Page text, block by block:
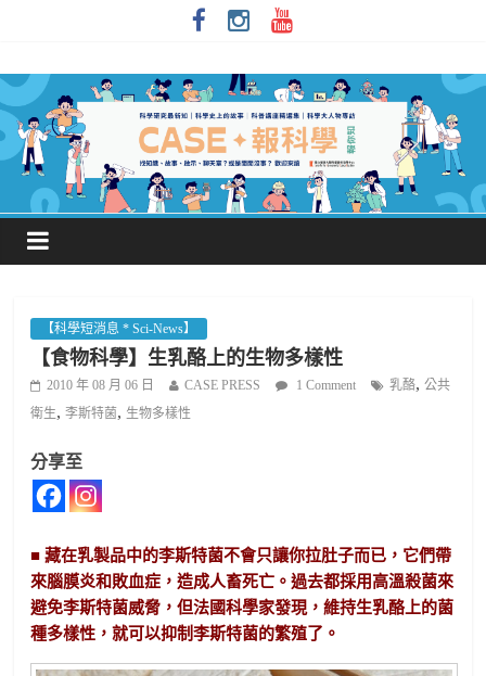
【科學短消息 * Sci-News】
【食物科學】生乳酪上的生物多樣性
2010 年 08 月 06 日 CASE PRESS 1 Comment 乳酪,公共
衛生,李斯特菌, 生物多樣性
分享至
■ 藏在乳製品中的李斯特菌不會只讓你拉肚子而已，它們帶
來腦膜炎和敗血症，造成人畜死亡。過去都採用高溫殺菌來
避免李斯特菌威脅，但法國科學家發現，維持生乳酪上的菌
種多樣性，就可以抑制李斯特菌的繁殖了。